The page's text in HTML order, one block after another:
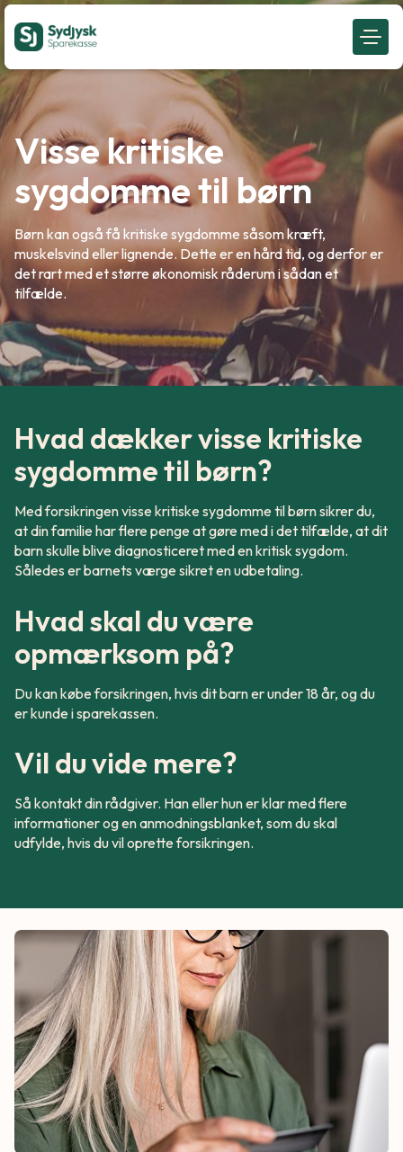
Visse kritiske
sygdomme til børn
Børn kan også få kritiske sygdomme såsom kræft,
muskelsvind eller lignende. Dette er en hård tid, og derfor er
det rart med et større økonomisk råderum i sådan et
tilfælde.
Hvad dækker visse kritiske
sygdomme til børn?
Med forsikringen visse kritiske sygdomme til børn sikrer du,
at din familie har flere penge at gøre med i det tilfælde, at dit
barn skulle blive diagnosticeret med en kritisk sygdom.
Således er barnets værge sikret en udbetaling.
Hvad skal du være
opmærksom på?
Du kan købe forsikringen, hvis dit barn er under 18 år, og du
er kunde i sparekassen.
Vil du vide mere?
Så kontakt din rådgiver. Han eller hun er klar med flere
informationer og en anmodningsblanket, som du skal
udfylde, hvis du vil oprette forsikringen.